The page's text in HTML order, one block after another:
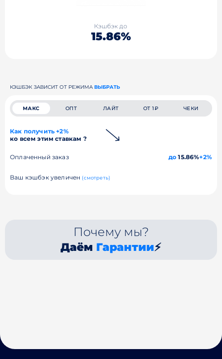
Кэшбэк до
15.86%
КЭШБЭК ЗАВИСИТ ОТ РЕЖИМА ВЫБРАТЬ
МАКС ОПТ ЛАЙТ ОТ 1₽ ЧЕКИ
Как получить +2%
ко всем этим ставкам ?
Оплаченный заказ до 15.86%+2%
Ваш кэшбэк увеличен (смотреть)
Почему мы?
Даём Гарантии⚡